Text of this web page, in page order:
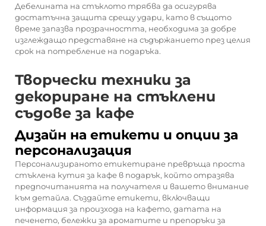
Дебелината на стъклото трябва да осигурява
достатъчна защита срещу удари, като в същото
време запазва прозрачността, необходима за добре
изглеждащо представяне на съдържанието през целия
срок на потребление на подаръка.
Творчески техники за
декориране на стъклени
съдове за кафе
Дизайн на етикети и опции за
персонализация
Персонализираното етикетиране превръща проста
стъклена кутия за кафе в подарък, който отразява
предпочитанията на получателя и вашето внимание
към детайла. Създайте етикети, включващи
информация за произхода на кафето, датата на
печенето, бележки за ароматите и препоръки за